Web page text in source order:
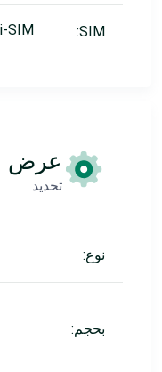
SIM:
SIM
عرض
تحديد
نوع:
بحجم: